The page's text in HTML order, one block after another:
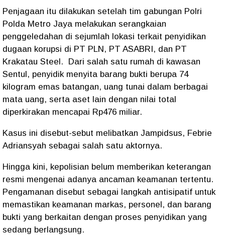
Penjagaan itu dilakukan setelah tim gabungan Polri
Polda Metro Jaya melakukan serangkaian
penggeledahan di sejumlah lokasi terkait penyidikan
dugaan korupsi di PT PLN, PT ASABRI, dan PT
Krakatau Steel.
Dari salah satu rumah di kawasan
Sentul, penyidik menyita barang bukti berupa 74
kilogram emas batangan, uang tunai dalam berbagai
mata uang, serta aset lain dengan nilai total
diperkirakan mencapai Rp476 miliar.
Kasus ini disebut-sebut melibatkan Jampidsus, Febrie
Adriansyah sebagai salah satu aktornya.
Hingga kini, kepolisian belum memberikan keterangan
resmi mengenai adanya ancaman keamanan tertentu.
Pengamanan disebut sebagai langkah antisipatif untuk
memastikan keamanan markas, personel, dan barang
bukti yang berkaitan dengan proses penyidikan yang
sedang berlangsung.